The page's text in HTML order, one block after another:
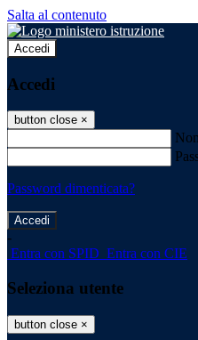
Salta al contenuto
Accedi
Accedi
button close ×
Password dimenticata?
-
Entra con SPID Entra con CIE
Seleziona utente
button close ×